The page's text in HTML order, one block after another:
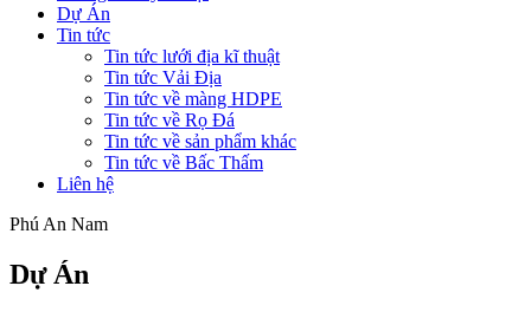
Dự Án
Tin tức
Tin tức lưới địa kĩ thuật
Tin tức Vải Địa
Tin tức về màng HDPE
Tin tức về Rọ Đá
Tin tức về sản phẩm khác
Tin tức về Bấc Thấm
Liên hệ
Phú An Nam
Dự Án